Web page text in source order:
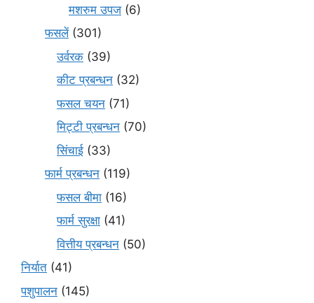
मशरुम उपज (6)
फसलें(301)
उर्वरक (39)
कीट प्रबन्धन (32)
फसल चयन (71)
मि‌ट्टी प्रबन्धन (70)
सिंचाई (33)
फार्म प्रबन्धन (119)
फसल बीमा (16)
फार्म सुरक्षा (41)
वित्तीय प्रबन्धन (50)
निर्यात (41)
पशुपालन (145)